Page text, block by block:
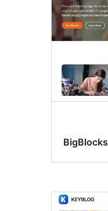
BigBlocks